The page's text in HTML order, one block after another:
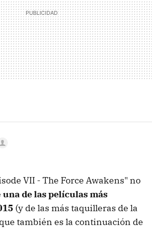
VII - The Force Awakens" no
una de las películas más
(y de las más taquilleras de la
también es la continuación de